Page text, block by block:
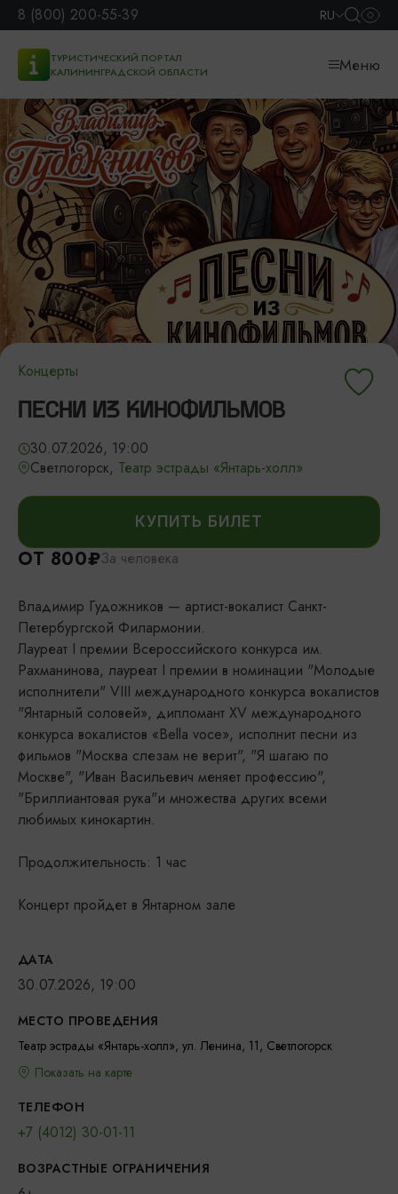
8 (800) 200-55-39 RU
ТУРИСТИЧЕСКИЙ ПОРТАЛ
КАЛИНИНГРАДСКОЙ ОБЛАСТИ
Меню
Концерты
ПЕСНИ ИЗ КИНОФИЛЬМОВ
30.07.2026, 19:00
Светлогорск, Театр эстрады «Янтарь-холл»
КУПИТЬ БИЛЕТ
ОТ 800₽За человека
Владимир Гудожников — артист-вокалист Санкт-
Петербургской Филармонии.
Лауреат I премии Всероссийского конкурса им.
Рахманинова, лауреат I премии в номинации "Молодые
исполнители" VIII международного конкурса вокалистов
"Янтарный соловей», дипломант XV международного
конкурса вокалистов «Bella voce», исполнит песни из
фильмов "Москва слезам не верит", "Я шагаю по
Москве", "Иван Васильевич меняет профессию",
"Бриллиантовая рука"и множества других всеми
любимых кинокартин.
Продолжительность: 1 час
Концерт пройдет в Янтарном зале
ДАТА
30.07.2026, 19:00
МЕСТО ПРОВЕДЕНИЯ
Театр эстрады «Янтарь-холл», ул. Ленина, 11, Светлогорск
Показать на карте
ТЕЛЕФОН
+7 (4012) 30-01-11
ВОЗРАСТНЫЕ ОГРАНИЧЕНИЯ